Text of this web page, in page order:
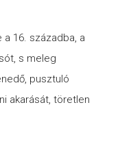
16. századba, a
s meleg
pusztuló
akarását, töretlen